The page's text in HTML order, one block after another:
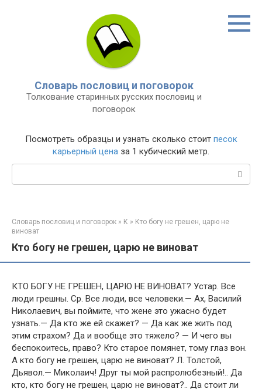
Словарь пословиц и поговорок
Толкование старинных русских пословиц и
поговорок
Посмотреть образцы и узнать сколько стоит песок
карьерный цена за 1 кубический метр.
Словарь пословиц и поговорок » К » Кто богу не грешен, царю не
виноват
Кто богу не грешен, царю не виноват
КТО БОГУ НЕ ГРЕШЕН, ЦАРЮ НЕ ВИНОВАТ? Устар. Все
люди грешны. Ср. Все люди, все человеки.— Ах, Василий
Николаевич, вы поймите, что жене это ужасно будет
узнать.— Да кто же ей скажет? — Да как же жить под
этим страхом? Да и вообще это тяжело? — И чего вы
беспокоитесь, право? Кто старое помянет, тому глаз вон.
А кто богу не грешен, царю не виноват? Л. Толстой,
Дьявол.— Миколаич! Друг ты мой распролюбезный!.. Да
кто, кто богу не грешен, царю не виноват?.. Да стоит ли